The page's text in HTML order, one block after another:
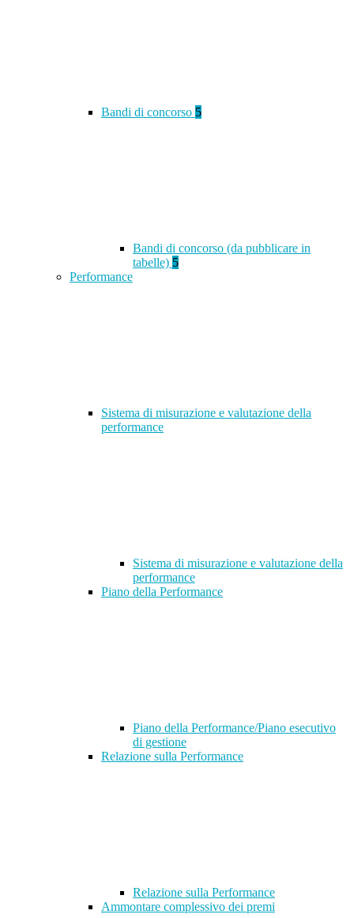
Bandi di concorso 5
Bandi di concorso (da pubblicare in
tabelle) 5
Performance
Sistema di misurazione e valutazione della
performance
Sistema di misurazione e valutazione della
performance
Piano della Performance
Piano della Performance/Piano esecutivo
di gestione
Relazione sulla Performance
Relazione sulla Performance
Ammontare complessivo dei premi